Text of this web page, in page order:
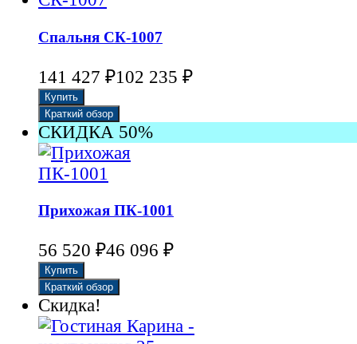
Спальня СК-1007
141 427 ₽102 235 ₽
СКИДКА 50%
Прихожая ПК-1001
56 520 ₽46 096 ₽
Скидка!